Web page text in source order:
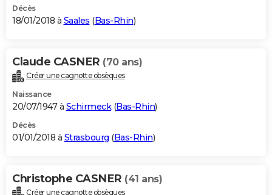
Décès
18/01/2018 à Saales (Bas-Rhin)
Claude CASNER (70 ans)
Créer une cagnotte obsèques
Naissance
20/07/1947 à Schirmeck(Bas-Rhin)
Décès
01/01/2018 à Strasbourg (Bas-Rhin)
Christophe CASNER (41 ans)
Créer une cagnotte obsèques